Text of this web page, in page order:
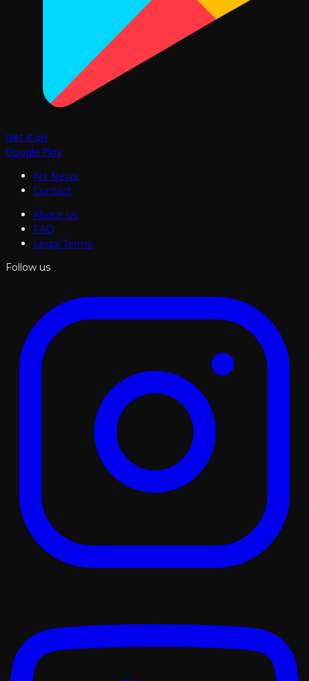
Get it on
Google Play
Art News
Contact
About Us
FAQ
Legal Terms
Follow us